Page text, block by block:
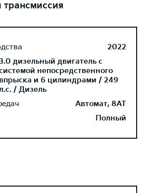
трансмиссия
2022
дизельный двигатель с
непосредственного
впрыска и 6 цилиндрами / 249
/ Дизель
Автомат, 8AT
Полный